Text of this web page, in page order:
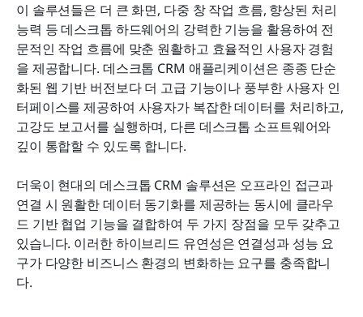
이 솔루션들은 더 큰 화면, 다중 창 작업 흐름, 향상된 처리
능력 등 데스크톱 하드웨어의 강력한 기능을 활용하여 전
문적인 작업 흐름에 맞춘 원활하고 효율적인 사용자 경험
을 제공합니다. 데스크톱 CRM 애플리케이션은 종종 단순
화된 웹 기반 버전보다 더 고급 기능이나 풍부한 사용자 인
터페이스를 제공하여 사용자가 복잡한 데이터를 처리하고,
고강도 보고서를 실행하며, 다른 데스크톱 소프트웨어와
깊이 통합할 수 있도록 합니다.
더욱이 현대의 데스크톱 CRM 솔루션은 오프라인 접근과
연결 시 원활한 데이터 동기화를 제공하는 동시에 클라우
드 기반 협업 기능을 결합하여 두 가지 장점을 모두 갖추고
있습니다. 이러한 하이브리드 유연성은 연결성과 성능 요
구가 다양한 비즈니스 환경의 변화하는 요구를 충족합니
다.